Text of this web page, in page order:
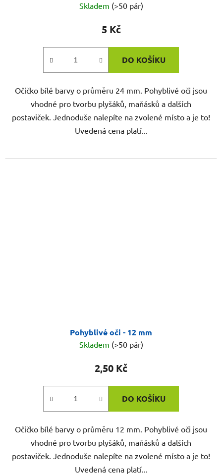
Skladem (>50 pár)
5 Kč
DO KOŠÍKU
Očičko bílé barvy o průměru 24 mm. Pohyblivé oči jsou
vhodné pro tvorbu plyšáků, maňásků a dalších
postaviček. Jednoduše nalepíte na zvolené místo a je to!
Uvedená cena platí...
Pohyblivé oči - 12 mm
Skladem (>50 pár)
2,50 Kč
DO KOŠÍKU
Očičko bílé barvy o průměru 12 mm. Pohyblivé oči jsou
vhodné pro tvorbu plyšáků, maňásků a dalších
postaviček. Jednoduše nalepíte na zvolené místo a je to!
Uvedená cena platí...